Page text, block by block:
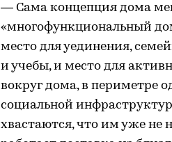
— Сама концепция дома
«многофункциональный
место для уединения,
и учебы, и место для
вокруг дома, в периметре
социальной
хвастаются, что им уже не